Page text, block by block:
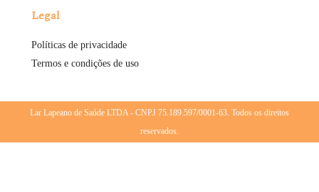
Legal
Políticas de privacidade
Termos e condições de uso
Lar Lapeano de Saúde LTDA - CNPJ 75.189.597/0001-63. Todos os direitos
reservados.